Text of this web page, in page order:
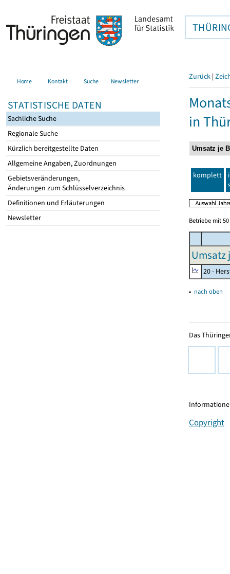
Home Kontakt Suche Newsletter
STATISTISCHE DATEN
Sachliche Suche
Regionale Suche
Kürzlich bereitgestellte Daten
Allgemeine Angaben, Zuordnungen
Gebietsveränderungen,
Änderungen zum Schlüsselverzeichnis
Definitionen und Erläuterungen
Newsletter
Zurück |
in
komplett
Betriebe mit
Umsatz
20 -
▴ nach oben
Das
Copyright